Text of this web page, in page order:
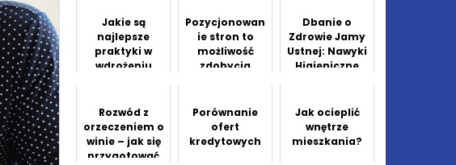
Jakie są
najlepsze
praktyki w
wdrożeniu
biznesowych?
Pozycjonowan
ie stron to
możliwość
zdobycia
Dbanie o
Zdrowie Jamy
Ustnej: Nawyki
Higieniczne
Rozwód z
orzeczeniem o
winie – jak się
przygotować
Porównanie
ofert
kredytowych
Jak ocieplić
wnętrze
mieszkania?